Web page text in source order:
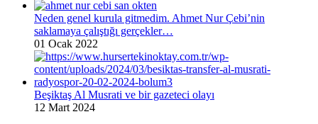
Neden genel kurula gitmedim. Ahmet Nur Çebi’nin
saklamaya çalıştığı gerçekler…
01 Ocak 2022
Beşiktaş Al Musrati ve bir gazeteci olayı
12 Mart 2024